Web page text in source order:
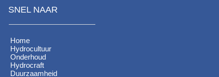
SNEL NAAR
Home
Hydrocultuur
Onderhoud
Hydrocraft
Duurzaamheid